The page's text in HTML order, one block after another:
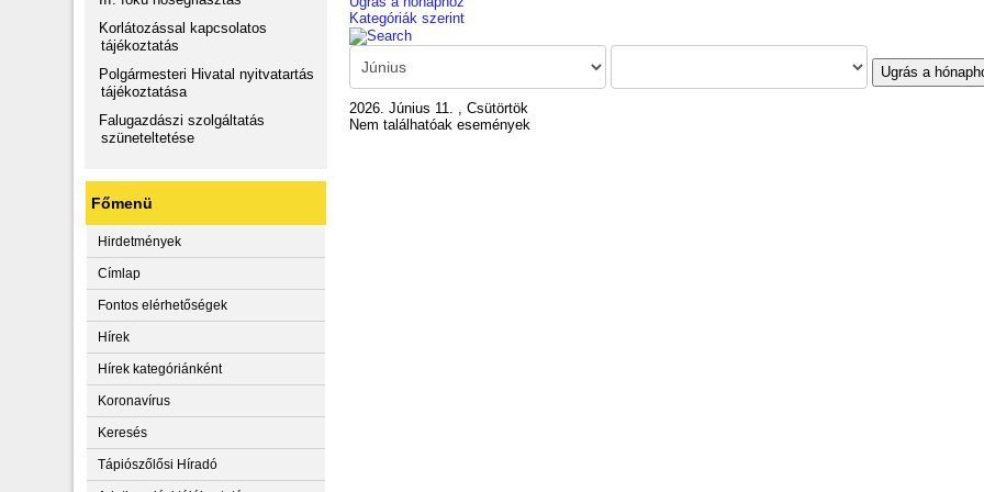
Korlátozással kapcsolatos
tájékoztatás
Polgármesteri Hivatal nyitvatartás
tájékoztatása
Falugazdászi szolgáltatás
szüneteltetése
Főmenü
Hirdetmények
Címlap
Fontos elérhetőségek
Hírek
Hírek kategóriánként
Koronavírus
Keresés
Tápiószőlősi Híradó
Kategóriák szerint
Ugrás a
2026. Június 11. , Csütörtök
Nem találhatóak események